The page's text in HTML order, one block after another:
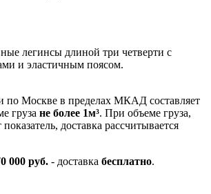
легинсы длиной три четверти с
и эластичным поясом.
по Москве в пределах МКАД составляет
груза не более 1м³. При объеме груза,
доставка рассчитывается
000 руб. - доставка бесплатно.